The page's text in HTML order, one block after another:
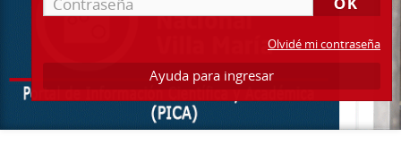
Olvidé mi contraseña
Ayuda para ingresar